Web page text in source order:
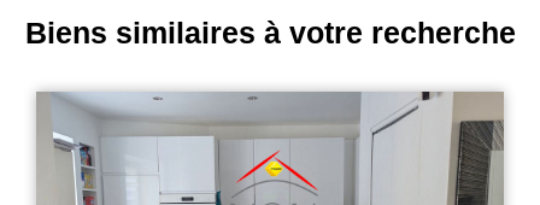
Biens similaires à votre recherche